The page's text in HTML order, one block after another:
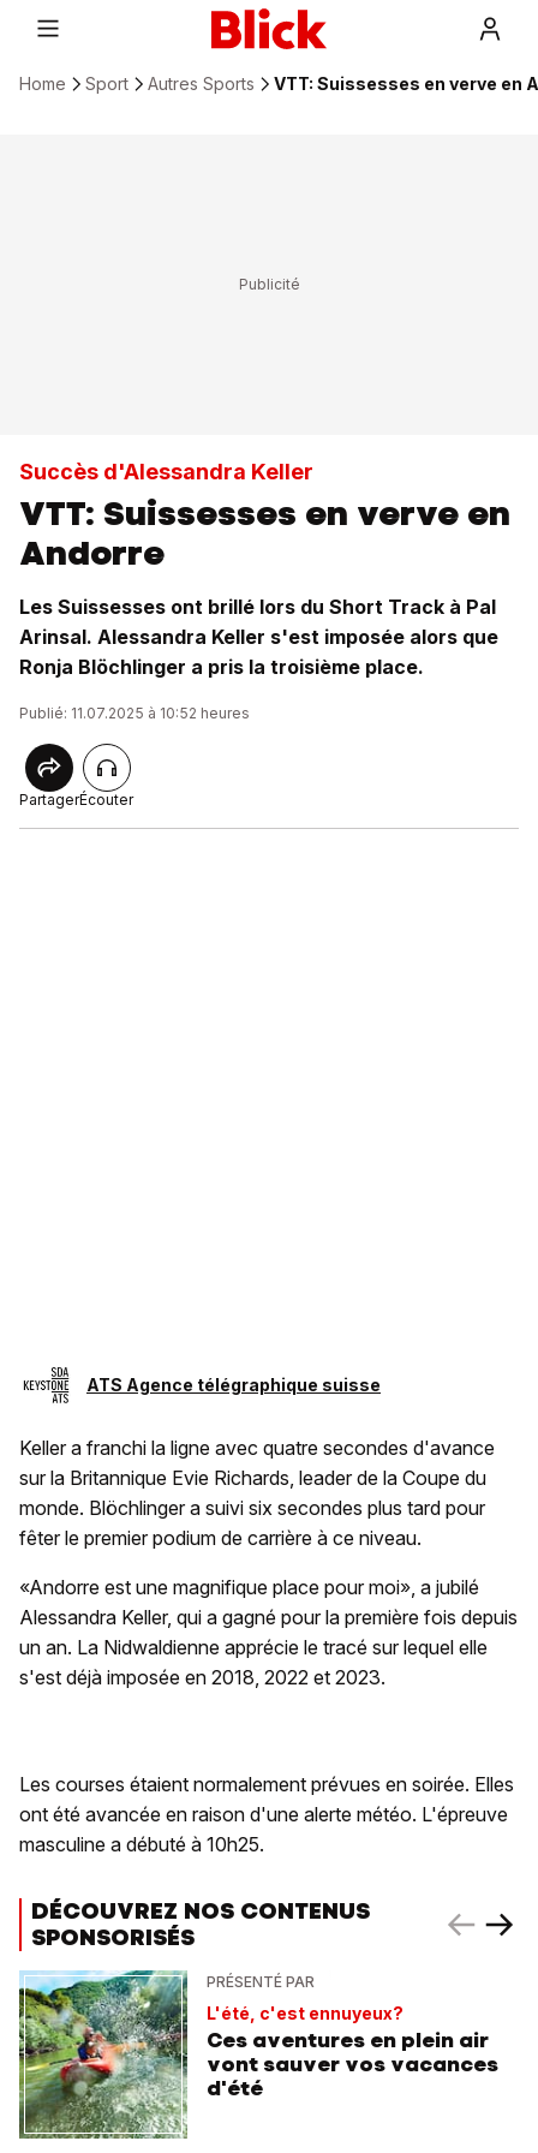
Home Sport Autres Sports VTT: Suissesses en verve en
Succès d'Alessandra Keller
VTT: Suissesses en verve en
Andorre
Les Suissesses ont brillé lors du Short Track à Pal
Arinsal. Alessandra Keller s'est imposée alors que
Ronja Blöchlinger a pris la troisième place.
Publié: 11.07.2025 à 10:52 heures
PartagerÉcouter
ATS Agence télégraphique suisse
Keller a franchi la ligne avec quatre secondes d'avance
sur la Britannique Evie Richards, leader de la Coupe du
monde. Blöchlinger a suivi six secondes plus tard pour
fêter le premier podium de carrière à ce niveau.
«Andorre est une magnifique place pour moi», a jubilé
Alessandra Keller, qui a gagné pour la première fois depuis
un an. La Nidwaldienne apprécie le tracé sur lequel elle
s'est déjà imposée en 2018, 2022 et 2023.
Les courses étaient normalement prévues en soirée. Elles
ont été avancée en raison d'une alerte météo. L'épreuve
masculine a débuté à 10h25.
DÉCOUVREZ NOS CONTENUS
SPONSORISÉS
PRÉSENTÉ PAR
L'été, c'est ennuyeux?
Ces aventures en plein air
vont sauver vos vacances
d'été